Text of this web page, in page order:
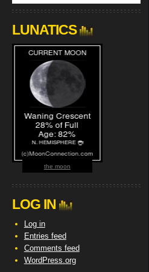
LUNATICS
the moon
LOG IN
Log in
Entries feed
Comments feed
WordPress.org